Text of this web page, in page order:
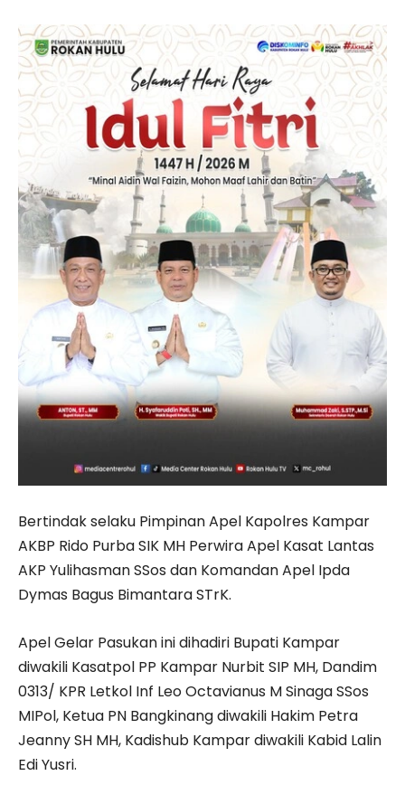
Bertindak selaku Pimpinan Apel Kapolres Kampar
AKBP Rido Purba SIK MH Perwira Apel Kasat Lantas
AKP Yulihasman SSos dan Komandan Apel Ipda
Dymas Bagus Bimantara STrK.
Apel Gelar Pasukan ini dihadiri Bupati Kampar
diwakili Kasatpol PP Kampar Nurbit SIP MH, Dandim
0313/ KPR Letkol Inf Leo Octavianus M Sinaga SSos
MIPol, Ketua PN Bangkinang diwakili Hakim Petra
Jeanny SH MH, Kadishub Kampar diwakili Kabid Lalin
Edi Yusri.